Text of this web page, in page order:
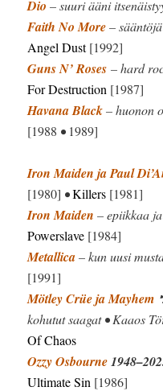
Dio – suuri ääni
Faith No More–
Angel Dust[1992]
Guns N’ Roses – hard
For Destruction [1987]
Havana Black– huonon
[1988 •1989]
Iron Maiden ja Paul
[1980] •Killers [1981]
Iron Maiden – epiikkaa
Powerslave [1984]
Metallica– kun uusi
[1991]
Mötley Crüe ja Mayhem
kohutut saagat • Kaaos
Of Chaos
Ozzy Osbourne
Ultimate Sin [1986]